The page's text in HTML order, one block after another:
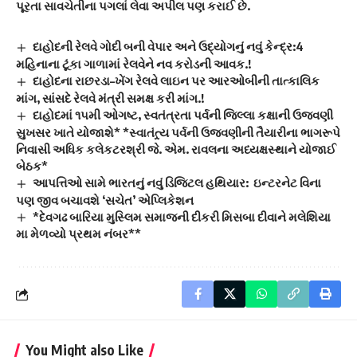
પૂરતા સાવચેતીના પગલાં લેવા અપીલ પણ કરાઈ છે.
દાહોદની રેલવે ગોદી બની વેપાર અને ઉદ્યોગનું નવું કેન્દ્ર:4
મહિનાના ટૂંકા ગાળામાં રેલવેને નવ કરોડની આવક.!
દાહોદના રાછરડા–ખેંગ રેલવે લાઇન પર આરઓબીની તાત્કાલિક
માંગ, સાંસદે રેલવે મંત્રી સમક્ષ કરી માંગ.!
દાહોદમાં ૧૫મી ઓગષ્ટ, સ્વતંત્રતા પર્વની જિલ્લા કક્ષાની ઉજવણી
સુખસર ખાતે યોજાશે* *સ્વાતંત્ર્ય પર્વની ઉજવણીની તૈયારીના ભાગરૂપે
નિવાસી અધિક કલેકટરશ્રી જે. એમ. રાવલના અધ્યક્ષસ્થાને યોજાઈ
બેઠક*
આપત્તિઓ સામે ભારતનું નવું ડિજિટલ હથિયાર: ઇન્ટરનેટ વિના
પણ જીવ બચાવશે ‘સચેત’ એપ્લિકેશન
*દેવગઢ બારિયા મુસ્લિમ સમાજની દીકરી મિસબા દીવાને મલેશિયા
મા મેળવ્યો પ્રથમ નંબર**
You Might also Like